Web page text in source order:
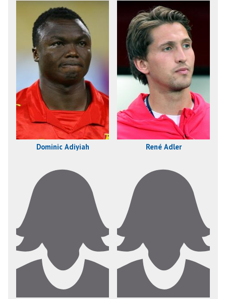
Dominic Adiyiah René Adler